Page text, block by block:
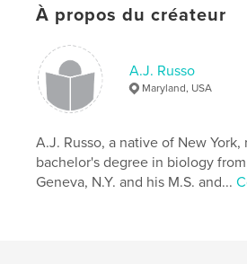
À propos du créateur
A.J. Russo
Maryland, USA
A.J. Russo, a native of New
bachelor's degree in biology
Geneva, N.Y. and his M.S. and...